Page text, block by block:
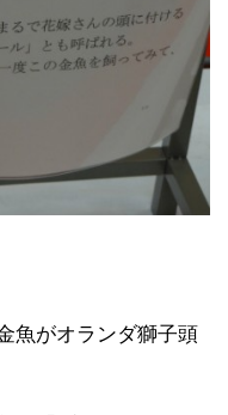
魚がオランダ獅子頭